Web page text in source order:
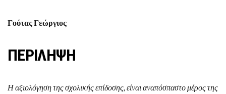
Γούτας Γεώργιος
ΠΕΡΙΛΗΨΗ
Η αξιολόγηση της σχολικής επίδοσης, είναι αναπόσπαστο μέρος της